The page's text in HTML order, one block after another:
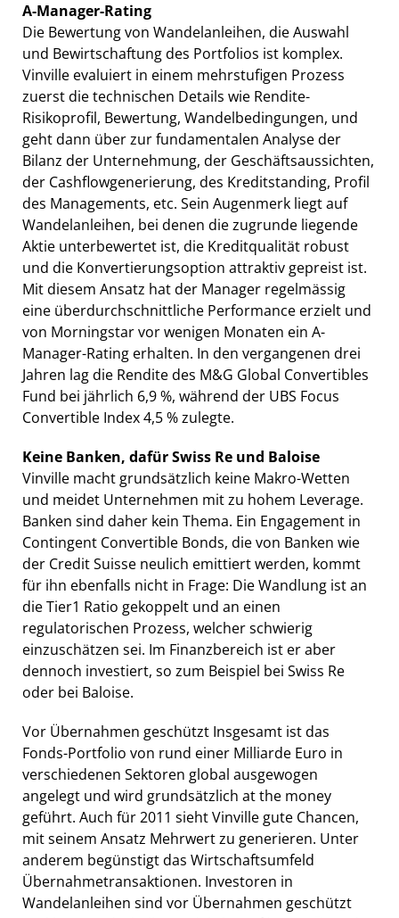
A-Manager-Rating
Die Bewertung von Wandelanleihen, die Auswahl
und Bewirtschaftung des Portfolios ist komplex.
Vinville evaluiert in einem mehrstufigen Prozess
zuerst die technischen Details wie Rendite-
Risikoprofil, Bewertung, Wandelbedingungen, und
geht dann über zur fundamentalen Analyse der
Bilanz der Unternehmung, der Geschäftsaussichten,
der Cashflowgenerierung, des Kreditstanding, Profil
des Managements, etc. Sein Augenmerk liegt auf
Wandelanleihen, bei denen die zugrunde liegende
Aktie unterbewertet ist, die Kreditqualität robust
und die Konvertierungsoption attraktiv gepreist ist.
Mit diesem Ansatz hat der Manager regelmässig
eine überdurchschnittliche Performance erzielt und
von Morningstar vor wenigen Monaten ein A-
Manager-Rating erhalten. In den vergangenen drei
Jahren lag die Rendite des M&G Global Convertibles
Fund bei jährlich 6,9 %, während der UBS Focus
Convertible Index 4,5 % zulegte.
Keine Banken, dafür Swiss Re und Baloise
Vinville macht grundsätzlich keine Makro-Wetten
und meidet Unternehmen mit zu hohem Leverage.
Banken sind daher kein Thema. Ein Engagement in
Contingent Convertible Bonds, die von Banken wie
der Credit Suisse neulich emittiert werden, kommt
für ihn ebenfalls nicht in Frage: Die Wandlung ist an
die Tier1 Ratio gekoppelt und an einen
regulatorischen Prozess, welcher schwierig
einzuschätzen sei. Im Finanzbereich ist er aber
dennoch investiert, so zum Beispiel bei Swiss Re
oder bei Baloise.
Vor Übernahmen geschützt Insgesamt ist das
Fonds-Portfolio von rund einer Milliarde Euro in
verschiedenen Sektoren global ausgewogen
angelegt und wird grundsätzlich at the money
geführt. Auch für 2011 sieht Vinville gute Chancen,
mit seinem Ansatz Mehrwert zu generieren. Unter
anderem begünstigt das Wirtschaftsumfeld
Übernahmetransaktionen. Investoren in
Wandelanleihen sind vor Übernahmen geschützt